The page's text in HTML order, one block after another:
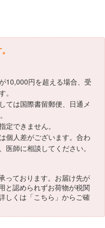
10,000円を超える場合、受
。
ては国際書留郵便、日通メ
定できません。
個人差がございます。合わ
医師に相談してください。
っております。お届け先が
と認められずお荷物が税関
しくは「こちら 」からご確